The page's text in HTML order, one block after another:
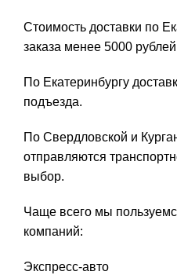
Стоимость доставки по
заказа менее 5000
По Екатеринбургу
подъезда.
По Свердловской и
отправляются
выбор.
Чаще всего мы
компаний:
Экспресс-авто